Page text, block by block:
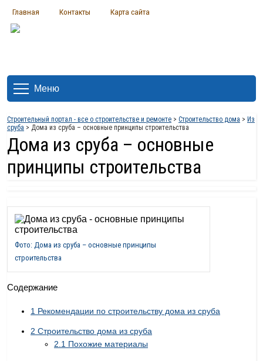
Главная Контакты Карта сайта
Меню
Строительный портал - все о строительстве и ремонте > Строительство дома > Из
сруба > Дома из сруба – основные принципы строительства
Дома из сруба – основные
принципы строительства
Фото: Дома из сруба – основные принципы
строительства
Содержание
1 Рекомендации по строительству дома из сруба
2 Строительство дома из сруба
2.1 Похожие материалы